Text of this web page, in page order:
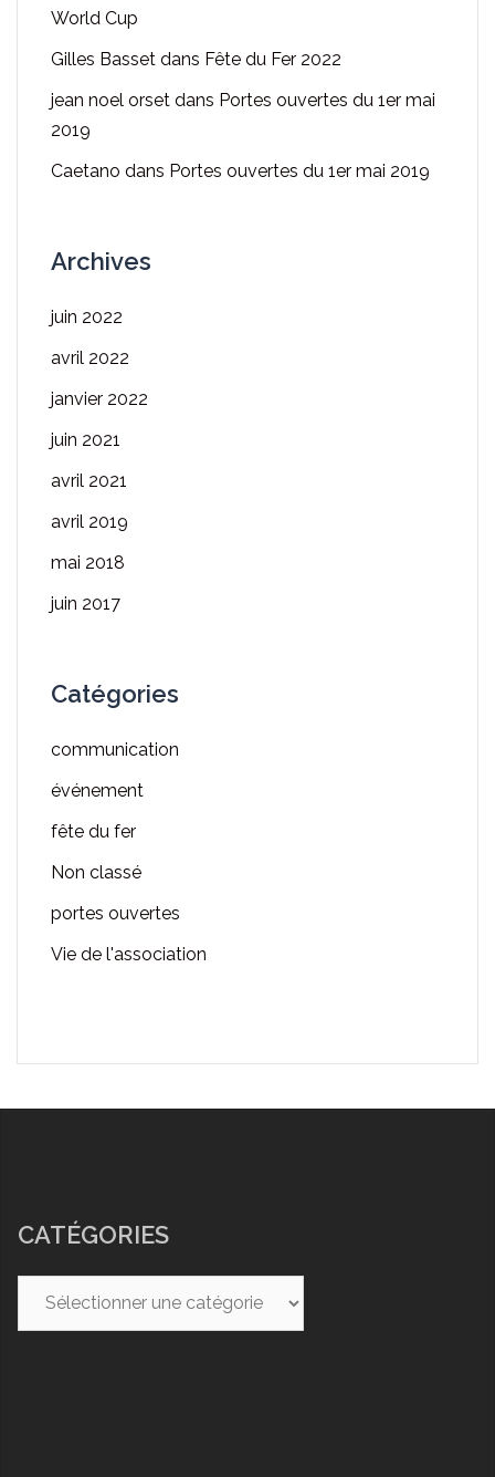
World Cup
Gilles Basset dans Fête du Fer 2022
jean noel orset dans Portes ouvertes du 1er mai
2019
Caetano dans Portes ouvertes du 1er mai 2019
Archives
juin 2022
avril 2022
janvier 2022
juin 2021
avril 2021
avril 2019
mai 2018
juin 2017
Catégories
communication
événement
fête du fer
Non classé
portes ouvertes
Vie de l'association
CATÉGORIES